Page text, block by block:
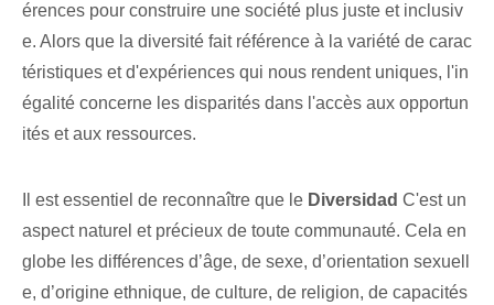
érences pour construire une société plus juste et inclusiv
e. Alors que la diversité fait référence à la variété de carac
téristiques et d'expériences qui nous rendent uniques, l'in
égalité concerne les disparités dans l'accès aux opportun
ités et aux ressources.
Il est essentiel de reconnaître que le Diversidad C'est un
aspect naturel et précieux de toute communauté. Cela en
globe les différences d’âge, de sexe, d’orientation sexuell
e, d’origine ethnique, de culture, de religion, de capacités